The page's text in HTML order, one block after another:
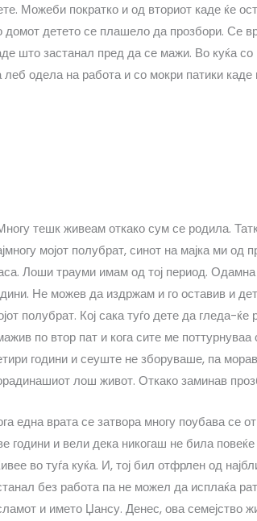
Можеби пократко и од вториот каде ќе
домот детето се плашело да прозбори. Се
што застанал пред да се мажи. Во куќа
леб одела на работа и со мокри патики
тешк живеам откако сум се родила.
мојот полубрат, синот на мајка ми
Лоши трауми имам од тој период.
Не можев да издржам и го оставив и
полубрат. Кој сака туѓо дете да гледа-
по втор пат и кога сите ме
години и сеуште не зборуваше, па
лош живот. Откако заминав
една врата се затвора многу поубава се
години и вели дека никогаш не била
во туѓа куќа. И, тој бил отфрлен од
без работа па не можел да исплаќа
и името Џансу. Денес, ова семејство